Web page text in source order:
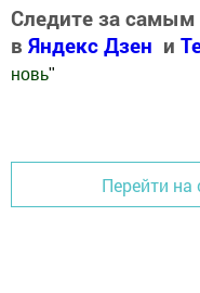
Следите за
в Яндекс Дзен и
новь"
Перейти на